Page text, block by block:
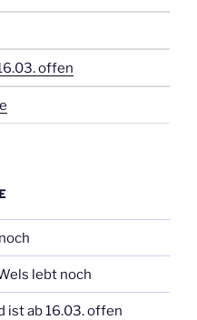
offen
lebt noch
ist ab 16.03. offen